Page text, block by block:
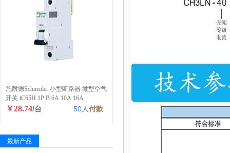
施耐德Schneider 小型断路器 微型空气
开关 iC65H 1P B 6A 10A 16A
￥28.74/台 50人付款
最新产品